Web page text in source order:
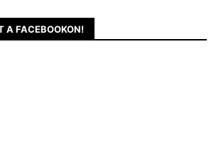
A FACEBOOKON!